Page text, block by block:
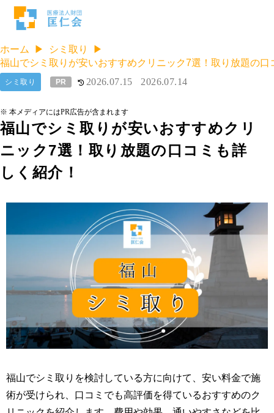
ホーム
シミ取り
福山でシミ取りが安いおすすめクリニック7選！取り放題の口
福山でシミ取りが安いおすすめクリ
ニック7選！取り放題の口コミも詳
しく紹介！
2026.07.15 2026.07.14
シミ取り PR
※ 本メディアにはPR広告が含まれます
福山でシミ取りを検討している方に向けて、安い料金で施
術が受けられ、口コミでも高評価を得ているおすすめのク